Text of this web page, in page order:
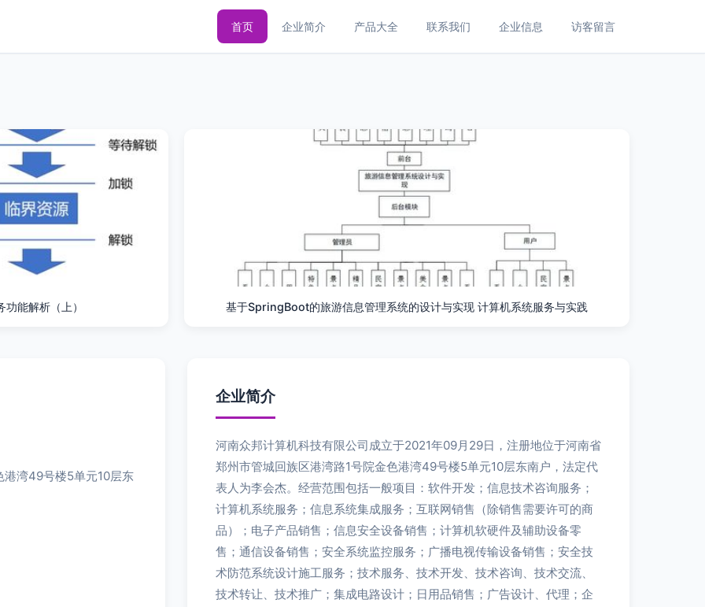
首页 企业简介 产品大全 联系我们 企业信息 访客留言
能解析（上） 基于SpringBoot的旅游信息管理系统的设计与实现 计算机系统服务与实践
港湾49号楼5单元10层东
企业简介
河南众邦计算机科技有限公司成立于2021年09月29日，注册地位于河南省
郑州市管城回族区港湾路1号院金色港湾49号楼5单元10层东南户，法定代
表人为李会杰。经营范围包括一般项目：软件开发；信息技术咨询服务；
计算机系统服务；信息系统集成服务；互联网销售（除销售需要许可的商
品）；电子产品销售；信息安全设备销售；计算机软硬件及辅助设备零
售；通信设备销售；安全系统监控服务；广播电视传输设备销售；安全技
术防范系统设计施工服务；技术服务、技术开发、技术咨询、技术交流、
技术转让、技术推广；集成电路设计；日用品销售；广告设计、代理；企